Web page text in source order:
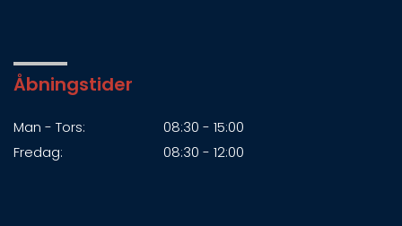
Åbningstider
Man - Tors:
08:30 - 15:00
Fredag:
08:30 - 12:00